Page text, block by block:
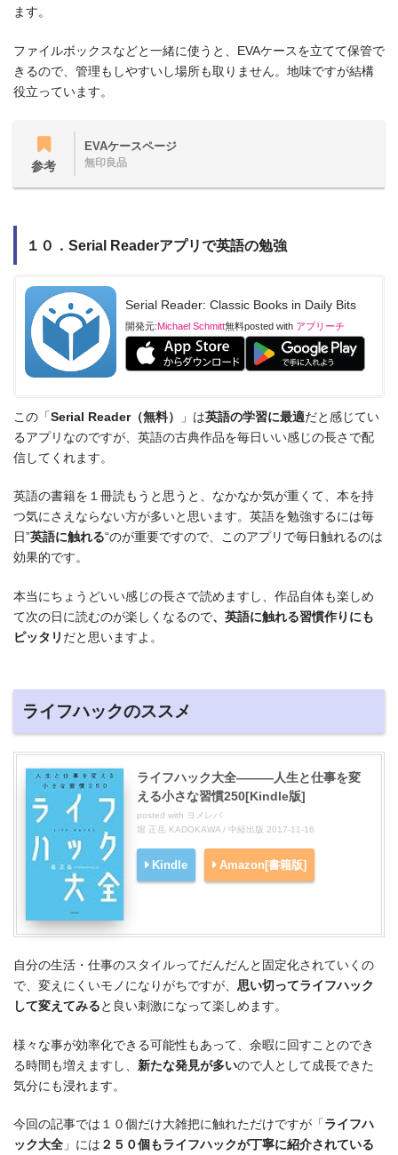
ます。
ファイルボックスなどと一緒に使うと、EVAケースを立てて保管で
きるので、管理もしやすいし場所も取りません。地味ですが結構
役立っています。
参考
EVAケースページ
無印良品
１０．Serial Readerアプリで英語の勉強
Serial Reader: Classic Books in Daily Bits
開発元:Michael Schmitt無料posted with アプリーチ
この「 Serial Reader（無料） 」は英語の学習に最適だと感じてい
るアプリなのですが、英語の古典作品を毎日いい感じの長さで配
信してくれます。
英語の書籍を１冊読もうと思うと、なかなか気が重くて、本を持
つ気にさえならない方が多いと思います。英語を勉強するには毎
日”英語に触れる“のが重要ですので、このアプリで毎日触れるのは
効果的です。
本当にちょうどいい感じの長さで読めますし、作品自体も楽しめ
て次の日に読むのが楽しくなるので、英語に触れる習慣作りにも
ピッタリ だと思いますよ。
ライフハックのススメ
ライフハック大全―――人生と仕事を変
える小さな習慣250[Kindle版]
posted with ヨメレバ
堀 正岳 KADOKAWA / 中経出版 2017-11-16
Kindle Amazon[書籍版]
自分の生活・仕事のスタイルってだんだんと固定化されていくの
で、変えにくいモノになりがちですが、 思い切ってライフハック
して変えてみる と良い刺激になって楽しめます。
様々な事が効率化できる可能性もあって、余暇に回すことのでき
る時間も増えますし、 新たな発見が多いので人として成長できた
気分にも浸れます。
今回の記事では１０個だけ大雑把に触れただけですが「 ライフハ
ック大全 」には ２５０個もライフハックが丁寧に紹介されている